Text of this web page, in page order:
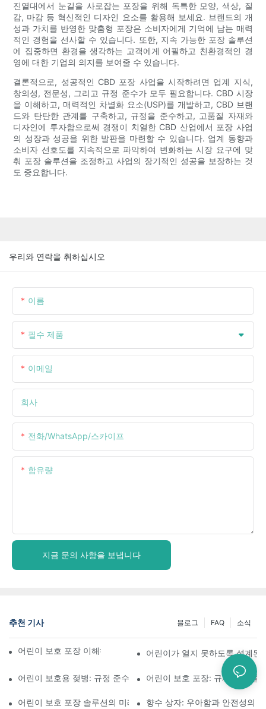
진열대에서 눈길을 사로잡는 포장을 위해 독특한 모양, 색상, 질
감, 마감 등 혁신적인 디자인 요소를 활용해 보세요. 브랜드의 개
성과 가치를 반영한 ​​맞춤형 포장은 소비자에게 기억에 남는 매력
적인 경험을 선사할 수 있습니다. 또한, 지속 가능한 포장 솔루션
에 집중하면 환경을 생각하는 고객에게 어필하고 친환경적인 경
영에 대한 기업의 의지를 보여줄 수 있습니다.
결론적으로, 성공적인 CBD 포장 사업을 시작하려면 업계 지식,
창의성, 전문성, 그리고 규정 준수가 모두 필요합니다. CBD 시장
을 이해하고, 매력적인 차별화 요소(USP)를 개발하고, CBD 브랜
드와 탄탄한 관계를 구축하고, 규정을 준수하고, 고품질 자재와
디자인에 투자함으로써 경쟁이 치열한 CBD 산업에서 포장 사업
의 성장과 성공을 위한 발판을 마련할 수 있습니다. 업계 동향과
소비자 선호도를 지속적으로 파악하여 변화하는 시장 요구에 맞
춰 포장 솔루션을 조정하고 사업의 장기적인 성공을 보장하는 것
도 중요합니다.
우리와 연락을 취하십시오
이름
필수 제품
이메일
회사
전화/WhatsApp/스카이프
함유량
지금 문의 사항을 보냅니다
추천 기사 소식
FAQ
블로그
어린이 보호 포장 이해하기: 어린이의 안전 확보어린이가 열지 못하도록 설계된
어린이 보호용 젖병: 규정 준수를 위해 알아야 할 사항
어린이 보호 포장: 규제 기준 충
어린이 보호 포장 솔루션의 미래 향수 상자: 우아함과 안전성의